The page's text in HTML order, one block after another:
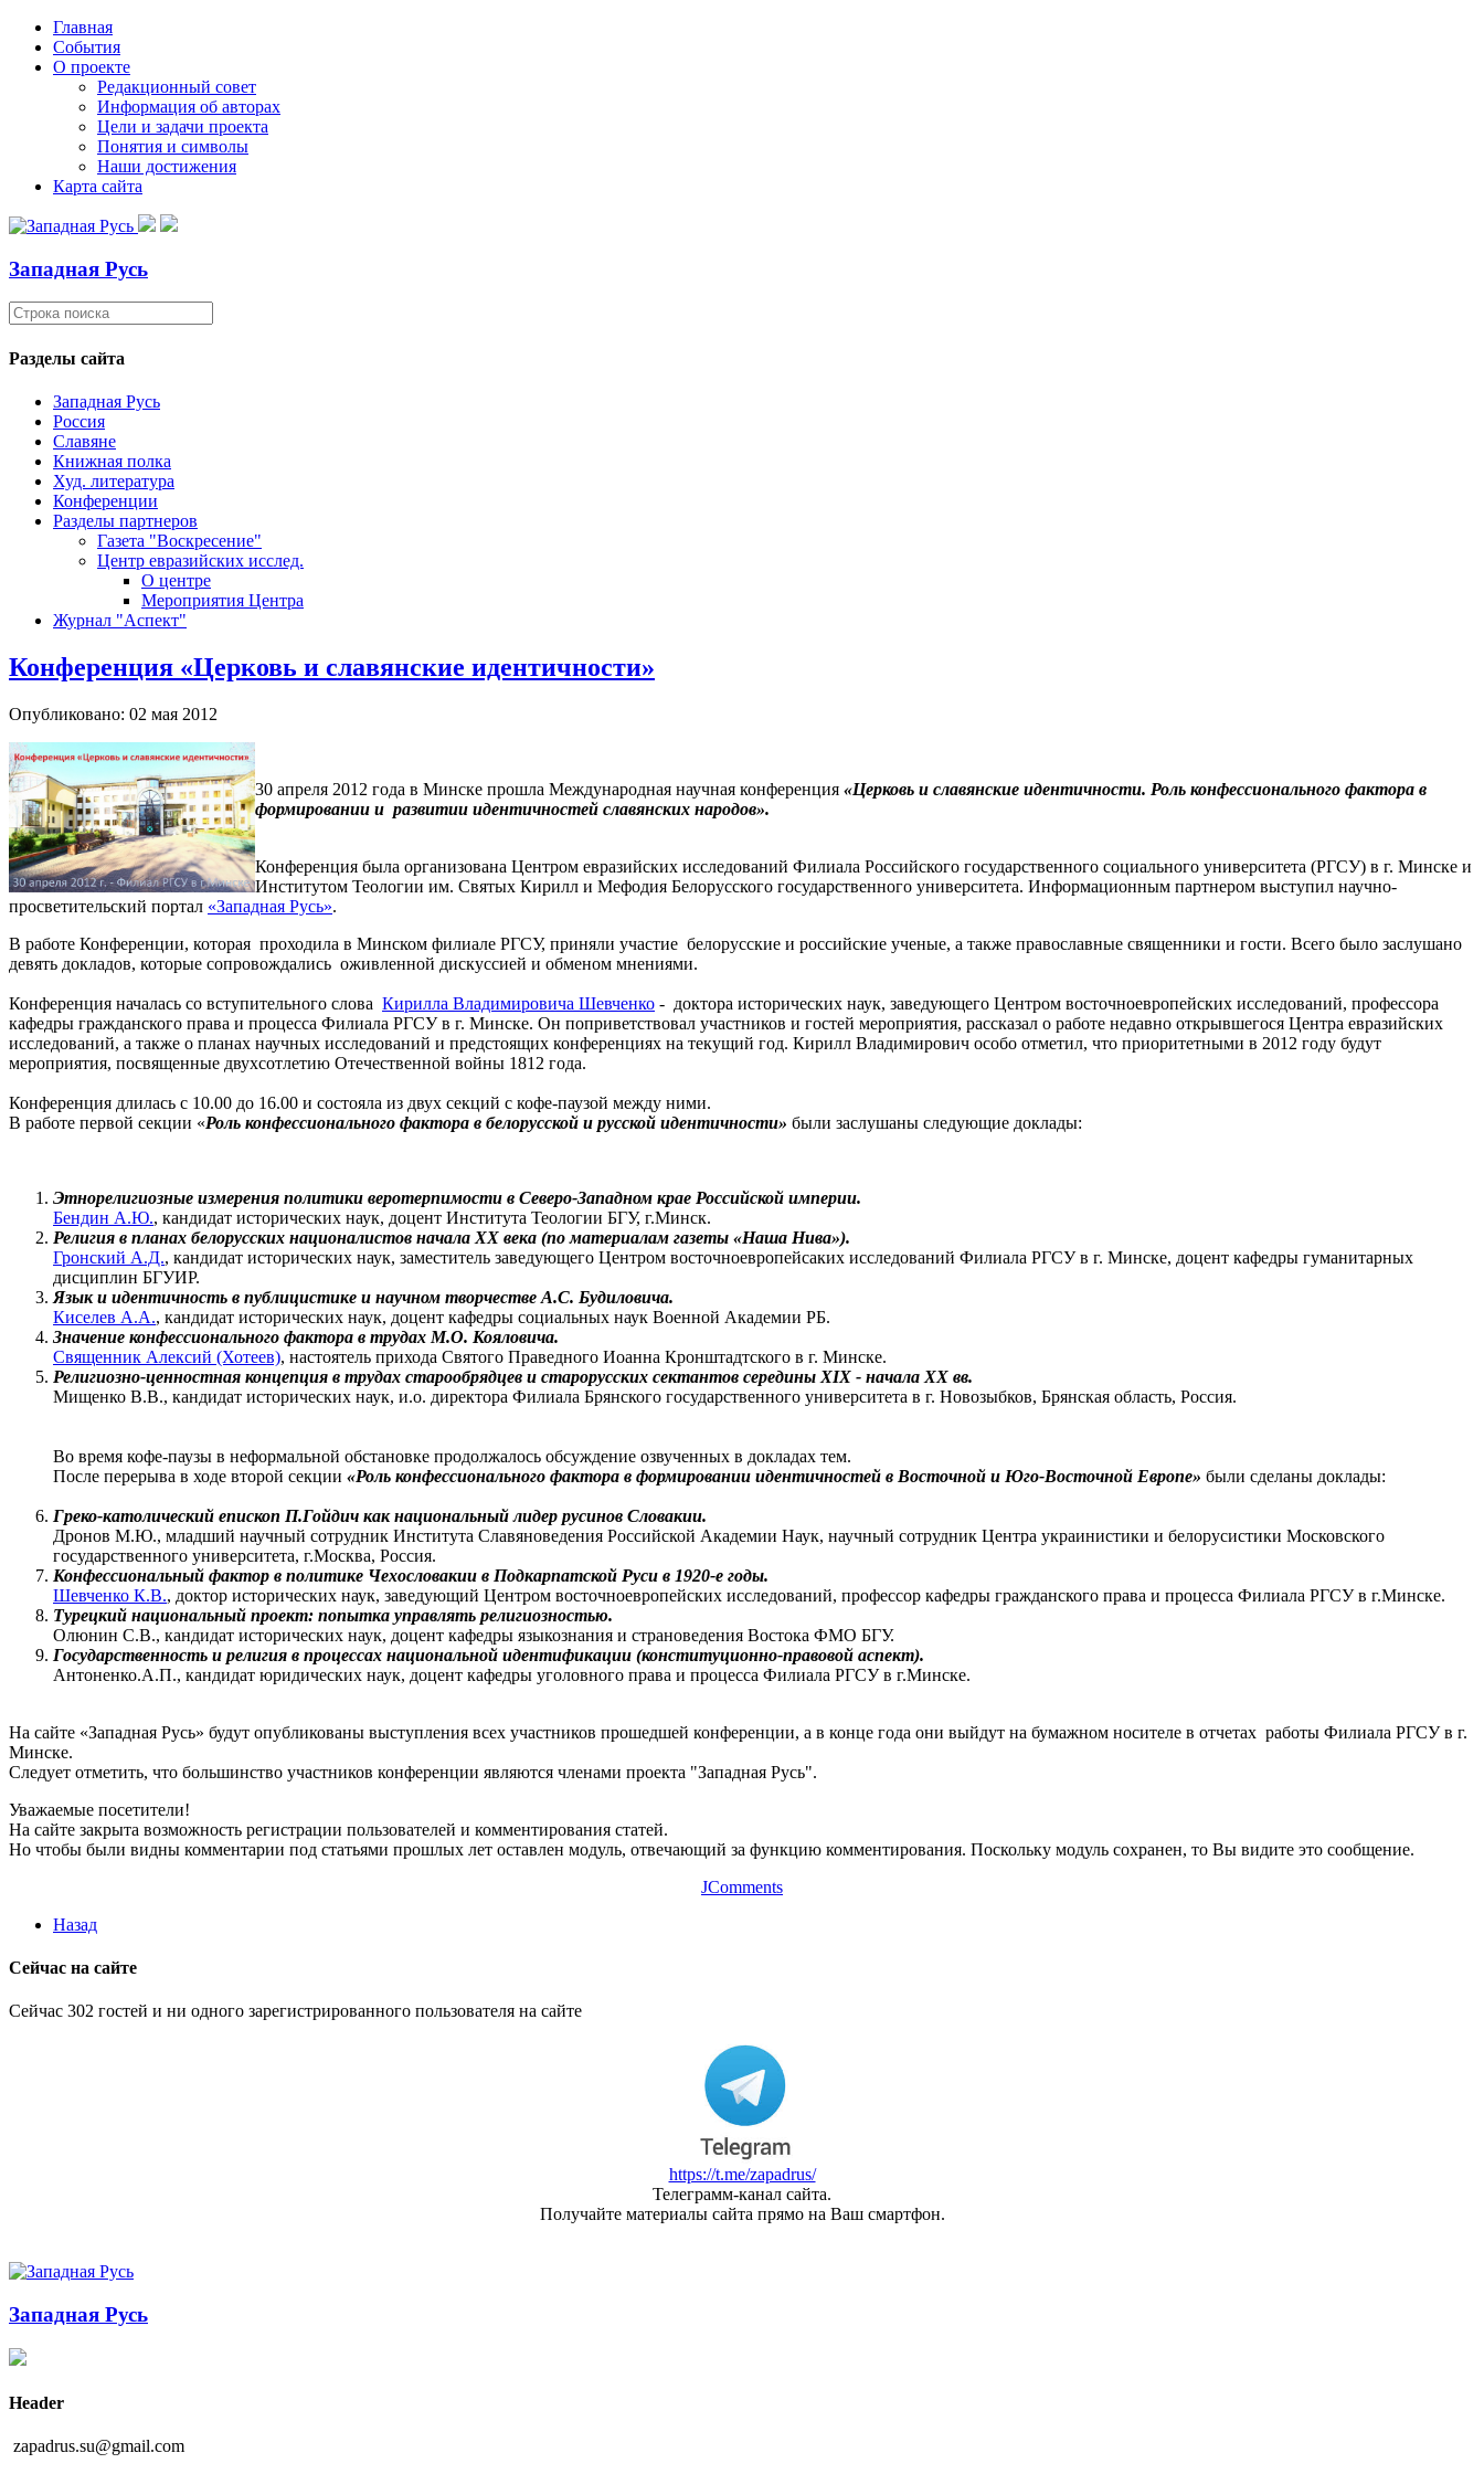
Главная
События
О проекте
Редакционный совет
Информация об авторах
Цели и задачи проекта
Понятия и символы
Наши достижения
Карта сайта
Западная Русь
Разделы сайта
Западная Русь
Россия
Славяне
Книжная полка
Худ. литература
Конференции
Разделы партнеров
Газета "Воскресение"
Центр евразийских исслед.
О центре
Мероприятия Центра
Журнал "Аспект"
Конференция «Церковь и славянские идентичности»
Опубликовано: 02 мая 2012
30 апреля 2012 года в Минске прошла Международная научная конференция «Церковь и славянские идентичности. Роль конфессионального фактора в
формировании и развитии идентичностей славянских народов».
Конференция была организована Центром евразийских исследований Филиала Российского государственного социального университета (РГСУ) в г. Минске и
Институтом Теологии им. Святых Кирилл и Мефодия Белорусского государственного университета. Информационным партнером выступил научно-
просветительский портал «Западная Русь».
В работе Конференции, которая проходила в Минском филиале РГСУ, приняли участие белорусские и российские ученые, а также православные священники и гости. Всего было заслушано
девять докладов, которые сопровождались оживленной дискуссией и обменом мнениями.
Конференция началась со вступительного слова Кирилла Владимировича Шевченко - доктора исторических наук, заведующего Центром восточноевропейских исследований, профессора
кафедры гражданского права и процесса Филиала РГСУ в г. Минске. Он поприветствовал участников и гостей мероприятия, рассказал о работе недавно открывшегося Центра евразийских
исследований, а также о планах научных исследований и предстоящих конференциях на текущий год. Кирилл Владимирович особо отметил, что приоритетными в 2012 году будут
мероприятия, посвященные двухсотлетию Отечественной войны 1812 года.
Конференция длилась с 10.00 до 16.00 и состояла из двух секций с кофе-паузой между ними.
В работе первой секции «Роль конфессионального фактора в белорусской и русской идентичности» были заслушаны следующие доклады:
Этнорелигиозные измерения политики веротерпимости в Северо-Западном крае Российской империи.
Бендин А.Ю., кандидат исторических наук, доцент Института Теологии БГУ, г.Минск.
Религия в планах белорусских националистов начала XX века (по материалам газеты «Наша Нива»).
Гронский А.Д., кандидат исторических наук, заместитель заведующего Центром восточноевропейсаких исследований Филиала РГСУ в г. Минске, доцент кафедры гуманитарных
дисциплин БГУИР.
Язык и идентичность в публицистике и научном творчестве А.С. Будиловича.
Киселев А.А., кандидат исторических наук, доцент кафедры социальных наук Военной Академии РБ.
Значение конфессионального фактора в трудах М.О. Кояловича.
Священник Алексий (Хотеев), настоятель прихода Святого Праведного Иоанна Кронштадтского в г. Минске.
Религиозно-ценностная концепция в трудах старообрядцев и старорусских сектантов середины XIX - начала XX вв.
Мищенко В.В., кандидат исторических наук, и.о. директора Филиала Брянского государственного университета в г. Новозыбков, Брянская область, Россия.
Во время кофе-паузы в неформальной обстановке продолжалось обсуждение озвученных в докладах тем.
После перерыва в ходе второй секции «Роль конфессионального фактора в формировании идентичностей в Восточной и Юго-Восточной Европе» были сделаны доклады:
Греко-католический епископ П.Гойдич как национальный лидер русинов Словакии.
Дронов М.Ю., младший научный сотрудник Института Славяноведения Российской Академии Наук, научный сотрудник Центра украинистики и белорусистики Московского
государственного университета, г.Москва, Россия.
Конфессиональный фактор в политике Чехословакии в Подкарпатской Руси в 1920-е годы.
Шевченко К.В., доктор исторических наук, заведующий Центром восточноевропейских исследований, профессор кафедры гражданского права и процесса Филиала РГСУ в г.Минске.
Турецкий национальный проект: попытка управлять религиозностью.
Олюнин С.В., кандидат исторических наук, доцент кафедры языкознания и страноведения Востока ФМО БГУ.
Государственность и религия в процессах национальной идентификации (конституционно-правовой аспект).
Антоненко.А.П., кандидат юридических наук, доцент кафедры уголовного права и процесса Филиала РГСУ в г.Минске.
На сайте «Западная Русь» будут опубликованы выступления всех участников прошедшей конференции, а в конце года они выйдут на бумажном носителе в отчетах работы Филиала РГСУ в г.
Минске.
Следует отметить, что большинство участников конференции являются членами проекта "Западная Русь".
Уважаемые посетители!
На сайте закрыта возможность регистрации пользователей и комментирования статей.
Но чтобы были видны комментарии под статьями прошлых лет оставлен модуль, отвечающий за функцию комментирования. Поскольку модуль сохранен, то Вы видите это сообщение.
JComments
Назад
Сейчас на сайте
Сейчас 302 гостей и ни одного зарегистрированного пользователя на сайте
https://t.me/zapadrus/
Телеграмм-канал сайта.
Получайте материалы сайта прямо на Ваш смартфон.
Западная Русь
Header
zapadrus.su@gmail.com